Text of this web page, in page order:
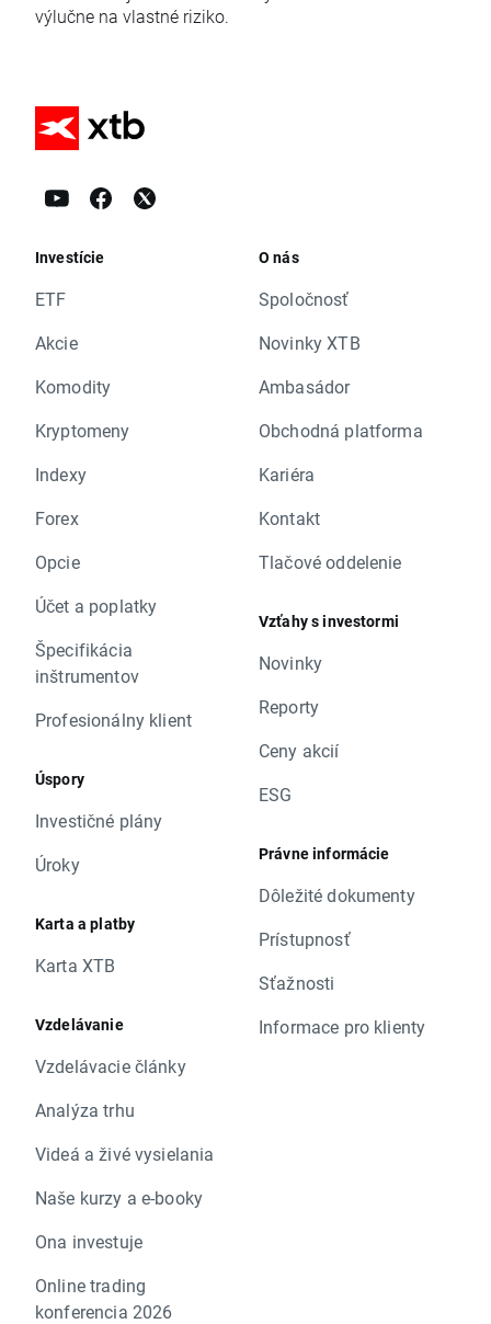
výlučne na vlastné riziko.
Investície
ETF
Akcie
Komodity
Kryptomeny
Indexy
Forex
Opcie
Účet a poplatky
Špecifikácia
inštrumentov
Profesionálny klient
Úspory
Investičné plány
Úroky
Karta a platby
Karta XTB
Vzdelávanie
Vzdelávacie články
Analýza trhu
Videá a živé vysielania
Naše kurzy a e-booky
Ona investuje
Online trading
konferencia 2026
O nás
Spoločnosť
Novinky XTB
Ambasádor
Obchodná platforma
Kariéra
Kontakt
Tlačové oddelenie
Vzťahy s investormi
Novinky
Reporty
Ceny akcií
ESG
Právne informácie
Dôležité dokumenty
Prístupnosť
Sťažnosti
Informace pro klienty